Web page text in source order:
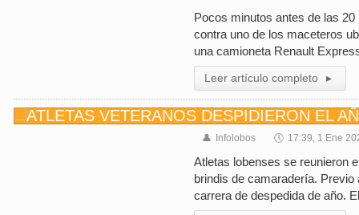
Pocos minutos antes de las
contra uno de los maceteros
una camioneta Renault
Leer artículo completo ▸
👤 Infolobos 🕔 17:39, 1.Ene
Atletas lobenses se reunieron
brindis de camaradería.
carrera de despedida de año.